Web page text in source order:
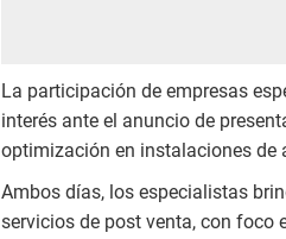
La participación de empresas
interés ante el anuncio de
optimización en instalaciones de
Ambos días, los especialistas
servicios de post venta, con